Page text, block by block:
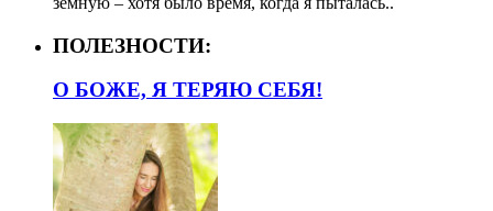
ПОЛЕЗНОСТИ:
О БОЖЕ, Я ТЕРЯЮ СЕБЯ!